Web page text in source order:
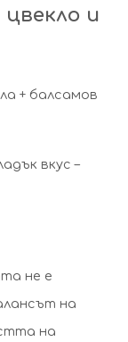
и
+ балсамов
вкус –
не е
на
на